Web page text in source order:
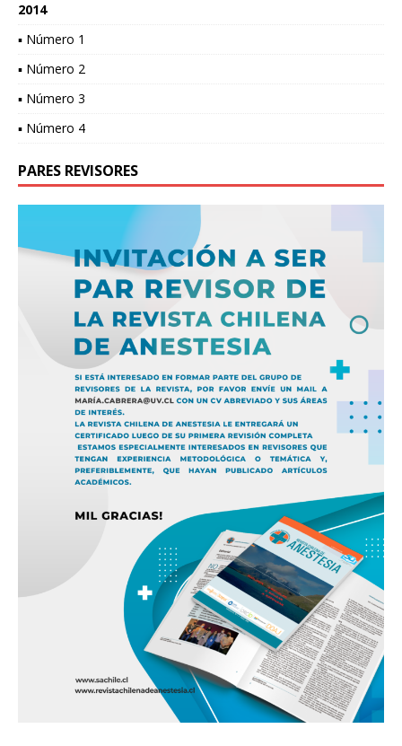
2014
▪ Número 1
▪ Número 2
▪ Número 3
▪ Número 4
PARES REVISORES